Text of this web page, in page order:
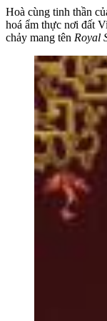
Hoà cùng tinh thần
hoá ẩm thực nơi đất
chảy mang tên Royal